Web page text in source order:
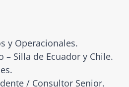
y Operacionales.
Silla de Ecuador y Chile.
/ Consultor Senior.